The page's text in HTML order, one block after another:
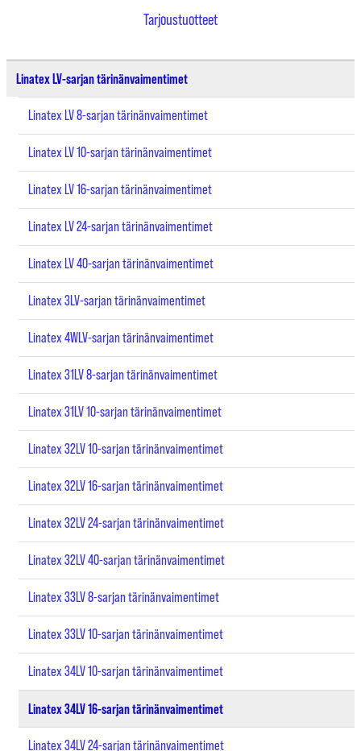
Tarjoustuotteet
Linatex LV-sarjan tärinänvaimentimet
Linatex LV 8-sarjan tärinänvaimentimet
Linatex LV 10-sarjan tärinänvaimentimet
Linatex LV 16-sarjan tärinänvaimentimet
Linatex LV 24-sarjan tärinänvaimentimet
Linatex LV 40-sarjan tärinänvaimentimet
Linatex 3LV-sarjan tärinänvaimentimet
Linatex 4WLV-sarjan tärinänvaimentimet
Linatex 31LV 8-sarjan tärinänvaimentimet
Linatex 31LV 10-sarjan tärinänvaimentimet
Linatex 32LV 10-sarjan tärinänvaimentimet
Linatex 32LV 16-sarjan tärinänvaimentimet
Linatex 32LV 24-sarjan tärinänvaimentimet
Linatex 32LV 40-sarjan tärinänvaimentimet
Linatex 33LV 8-sarjan tärinänvaimentimet
Linatex 33LV 10-sarjan tärinänvaimentimet
Linatex 34LV 10-sarjan tärinänvaimentimet
Linatex 34LV 16-sarjan tärinänvaimentimet
Linatex 34LV 24-sarjan tärinänvaimentimet